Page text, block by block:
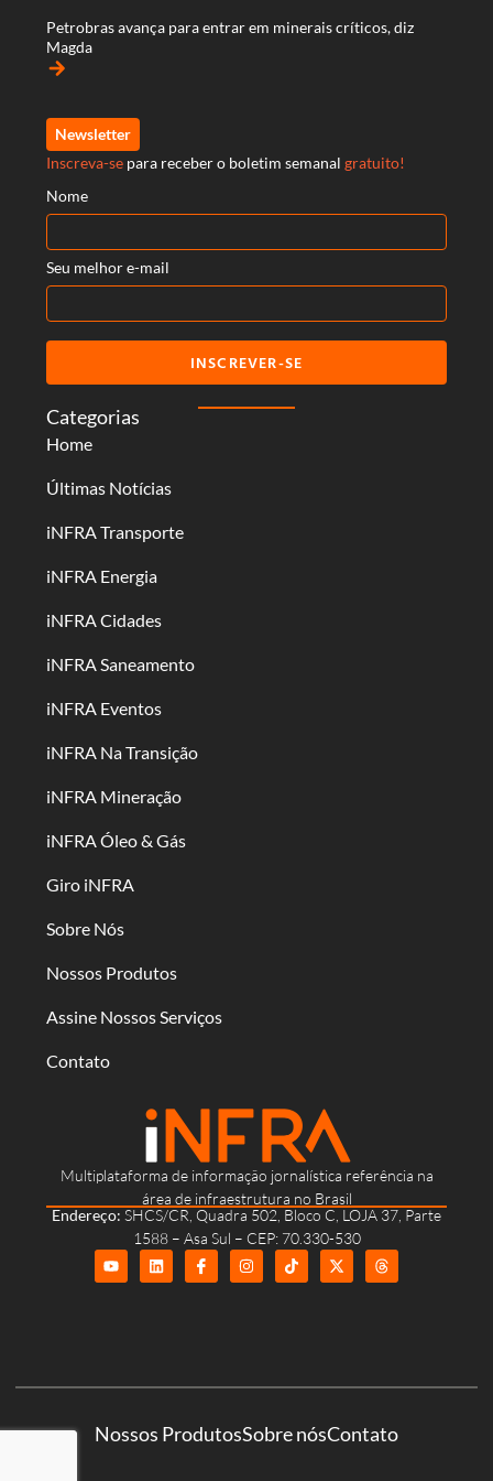
Multiplataforma de informação jornalística referência na
área de infraestrutura no Brasil
Endereço: SHCS/CR, Quadra 502, Bloco C, LOJA 37, Parte
1588 – Asa Sul – CEP: 70.330-530
Categorias
Home
Últimas Notícias
iNFRA Transporte
iNFRA Energia
iNFRA Cidades
iNFRA Saneamento
iNFRA Eventos
iNFRA Na Transição
iNFRA Mineração
iNFRA Óleo & Gás
Giro iNFRA
Sobre Nós
Nossos Produtos
Assine Nossos Serviços
Contato
Petrobras avança para entrar em minerais críticos, diz
Magda
arrow_forward
Newsletter
Inscreva-se para receber o boletim semanal gratuito!
Nome
Seu melhor e-mail
INSCREVER-SE
Nossos ProdutosSobre nósContato